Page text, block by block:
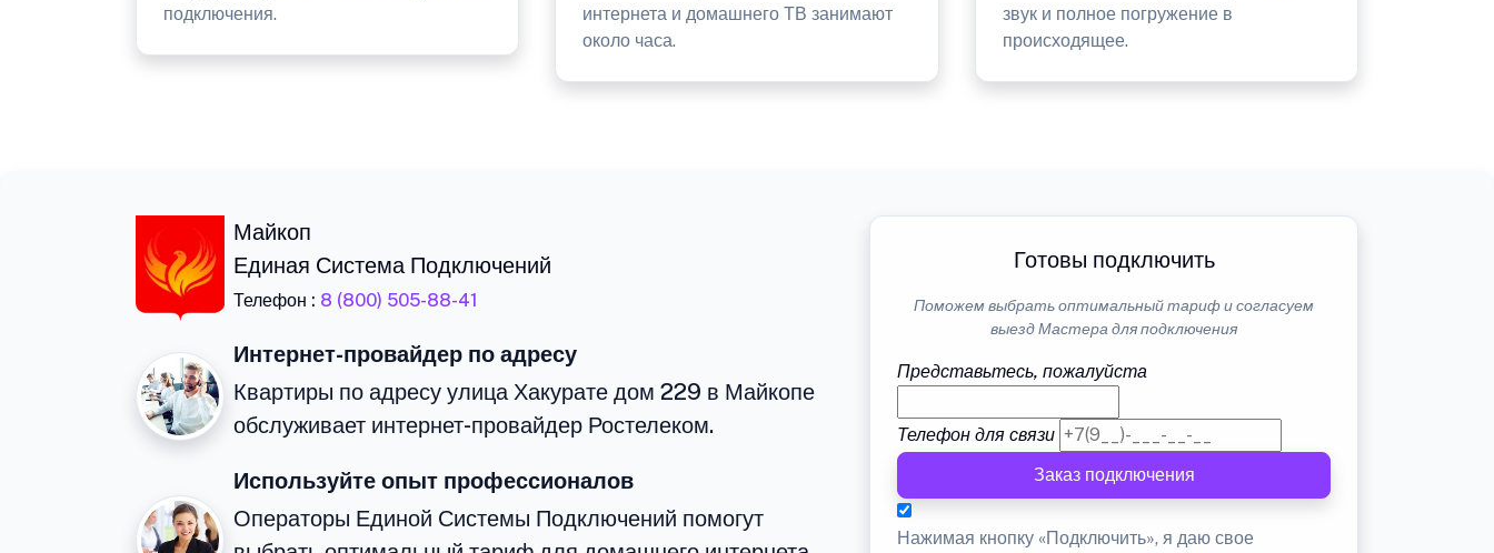
подключения.
интернета и домашнего ТВ занимают
около часа.
звук и полное погружение в
происходящее.
Майкоп
Единая Система Подключений
Телефон : 8 (800) 505-88-41
Интернет-провайдер по адресу
Квартиры по адресу улица Хакурате дом 229 в Майкопе
обслуживает интернет-провайдер Ростелеком.
Используйте опыт профессионалов
Операторы Единой Системы Подключений помогут
Готовы подключить
Поможем выбрать оптимальный тариф и согласуем
выезд Мастера для подключения
Представьтесь, пожалуйста
Телефон для связи
Заказ подключения
Нажимая кнопку «Подключить», я даю свое